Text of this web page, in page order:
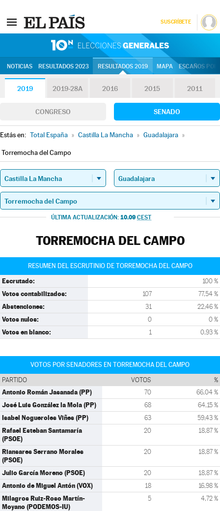
SUSCRÍBETE
NOTICIAS RESULTADOS 2023 RESULTADOS 2019 MAPA ESCAÑOS
2019 2019-28A 2016 2015 2011
CONGRESO SENADO
Estás en: Total España » Castilla La Mancha » Guadalajara »
Torremocha del Campo
ÚLTIMA ACTUALIZACIÓN: 10.09 CEST
TORREMOCHA DEL CAMPO
RESUMEN DEL ESCRUTINIO DE TORREMOCHA DEL CAMPO
Escrutado: 100 %
Votos contabilizados: 107 77,54 %
Abstenciones: 31 22,46 %
Votos nulos: 0 0 %
Votos en blanco: 1 0,93 %
VOTOS POR SENADORES EN TORREMOCHA DEL CAMPO
PARTIDO VOTOS %
Antonio Román Jasanada (PP) 70 66,04 %
José Luis González la Mola (PP) 68 64,15 %
Isabel Nogueroles Viñes (PP) 63 59,43 %
Rafael Esteban Santamaría
(PSOE)
20 18,87 %
Riansares Serrano Morales
(PSOE)
20 18,87 %
Julio García Moreno (PSOE) 20 18,87 %
Antonio de Miguel Antón (VOX) 18 16,98 %
Milagros Ruiz-Roso Martín-
Moyano (PODEMOS-IU)
5 4,72 %